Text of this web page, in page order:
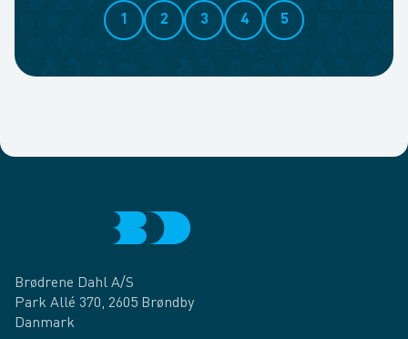
1 2 3 4 5
Brødrene Dahl A/S
Park Allé 370, 2605 Brøndby
Danmark